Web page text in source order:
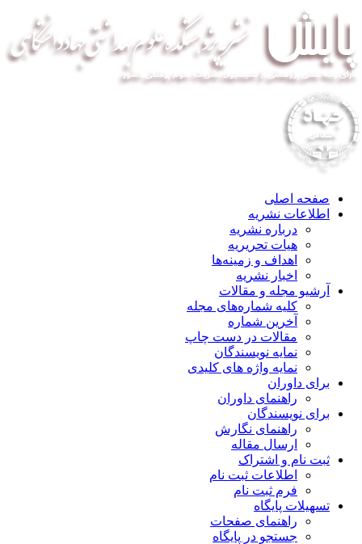
صفحه اصلی
اطلاعات نشریه
درباره نشریه
هیات تحریریه
اهداف و زمینه‌ها
اخبار نشریه
آرشیو مجله و مقالات
کلیه شماره‌های مجله
آخرین شماره
مقالات در دست چاپ
نمایه نویسندگان
نمایه واژه های کلیدی
برای داوران
راهنمای داوران
برای نویسندگان
راهنمای نگارش
ارسال مقاله
ثبت نام و اشتراک
اطلاعات ثبت نام
فرم ثبت نام
تسهیلات پایگاه
راهنمای صفحات
جستجو در پایگاه